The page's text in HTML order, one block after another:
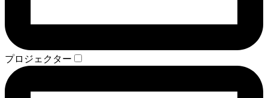
プロジェクター